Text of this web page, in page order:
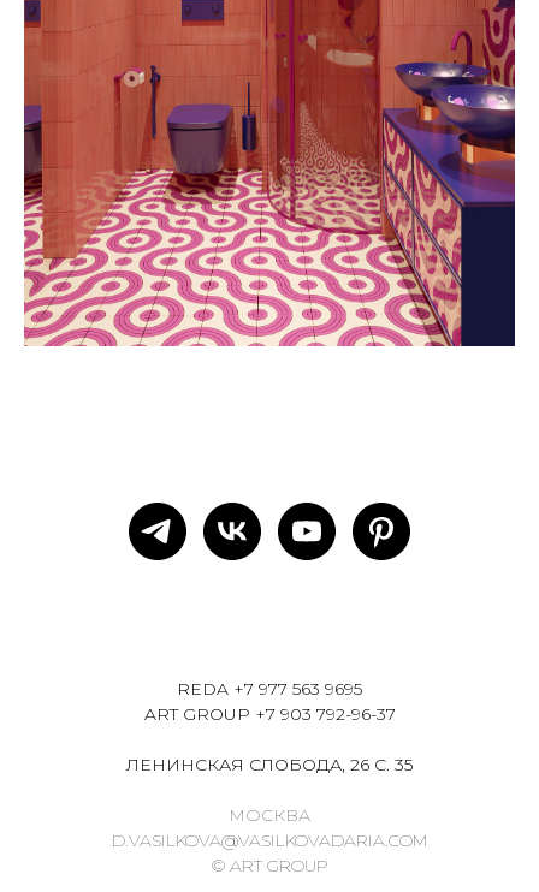
REDA +7 977 563 9695
ART GROUP +7 903 792-96-37
ЛЕНИНСКАЯ СЛОБОДА, 26 С. 35
МОСКВА
D.VASILKOVA@VASILKOVADARIA.COM
© ART GROUP